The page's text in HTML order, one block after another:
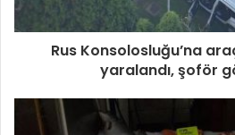
Rus Konsolosluğu’na
yaralandı, şoför